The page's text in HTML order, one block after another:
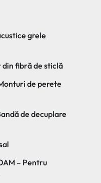
grele
din fibră de sticlă
de perete
de decuplare
– Pentru